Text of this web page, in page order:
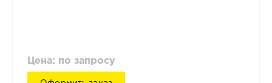
Цена: по запросу